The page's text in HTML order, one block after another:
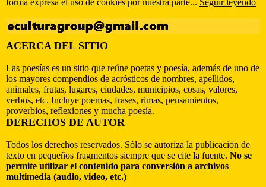
forma expresa el uso de cookies por nuestra parte... Seguir leyendo
ACERCA DEL SITIO
Las poesías es un sitio que reúne poetas y poesía, además de uno de
los mayores compendios de acrósticos de nombres, apellidos,
animales, frutas, lugares, ciudades, municipios, cosas, valores,
verbos, etc. Incluye poemas, frases, rimas, pensamientos,
proverbios, reflexiones y mucha poesía.
DERECHOS DE AUTOR
Todos los derechos reservados. Sólo se autoriza la publicación de
texto en pequeños fragmentos siempre que se cite la fuente. No se
permite utilizar el contenido para conversión a archivos
multimedia (audio, video, etc.)